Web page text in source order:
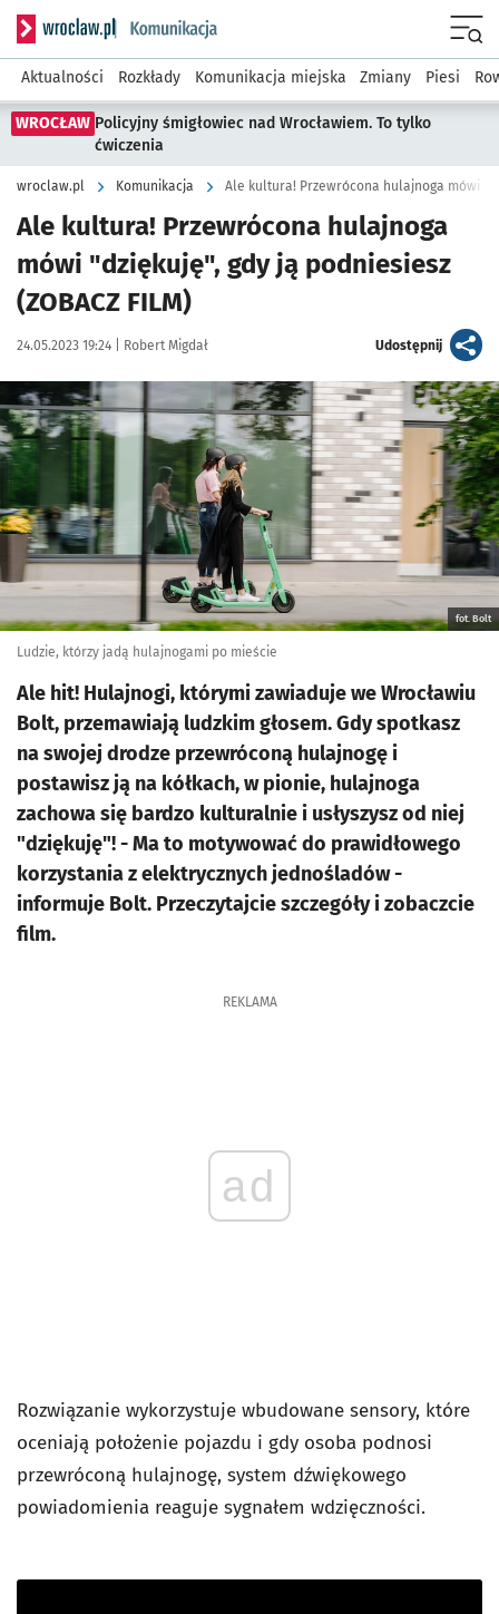
Serwis informacyjny wroclaw.pl podserwis: Komunikacja
Aktualności Rozkłady Komunikacja miejska Zmiany Piesi
WROCŁAW Policyjny śmigłowiec nad Wrocławiem. To tylko
ćwiczenia
wroclaw.pl Komunikacja
Ale kultura! Przewrócona hulajnoga
mówi "dziękuję", gdy ją podniesiesz
(ZOBACZ FILM)
Data publikacji:
24.05.2023 19:24 | Autor:
Robert Migdał Udostępnijartykuł
Kliknij, aby powiększyć
fot. Bolt
Ludzie, którzy jadą hulajnogami po mieście
Ale hit! Hulajnogi, którymi zawiaduje we Wrocławiu
Bolt, przemawiają ludzkim głosem. Gdy spotkasz
na swojej drodze przewróconą hulajnogę i
postawisz ją na kółkach, w pionie, hulajnoga
zachowa się bardzo kulturalnie i usłyszysz od niej
"dziękuję"! - Ma to motywować do prawidłowego
korzystania z elektrycznych jednośladów -
informuje Bolt. Przeczytajcie szczegóły i zobaczcie
film.
REKLAMA
ad
Rozwiązanie wykorzystuje wbudowane sensory, które
oceniają położenie pojazdu i gdy osoba podnosi
przewróconą hulajnogę, system dźwiękowego
powiadomienia reaguje sygnałem wdzięczności.